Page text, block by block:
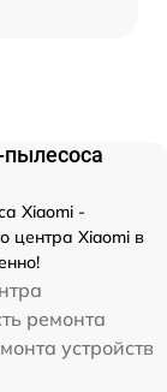
Xiaomi -
центра Xiaomi в
ремонта
устройств